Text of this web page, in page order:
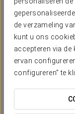
de verzameling
kunt u ons
accepteren via de
ervan
configureren" te